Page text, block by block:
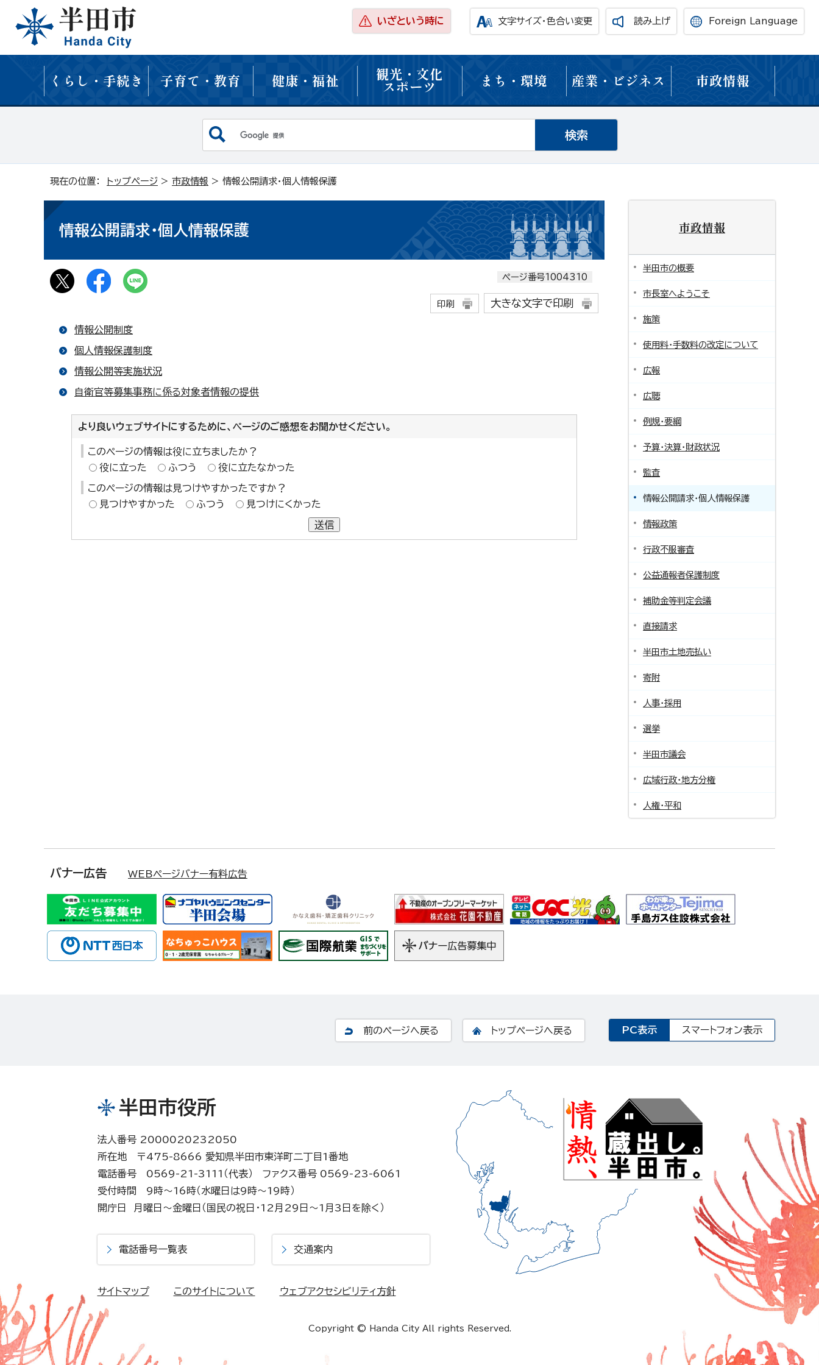
いざという時に 文字サイズ・色合い変更 読み上げ Foreign Language
くらし・手続き 子育て・教育 健康・福祉 観光・文化
スポーツ まち・環境 産業・ビジネス 市政情報
現在の位置： トップページ > 市政情報 > 情報公開請求・個人情報保護
情報公開請求・個人情報保護
ページ番号1004310
印刷 大きな文字で印刷
情報公開制度
個人情報保護制度
情報公開等実施状況
自衛官等募集事務に係る対象者情報の提供
より良いウェブサイトにするために、ページのご感想をお聞かせください。
このページの情報は役に立ちましたか？
役に立った
ふつう 役に立たなかった
このページの情報は見つけやすかったですか？
見つけやすかった
ふつう 見つけにくかった
送信
市政情報
半田市の概要
市長室へようこそ
施策
使用料・手数料の改定について
広報
広聴
例規・要綱
予算・決算・財政状況
監査
情報公開請求・個人情報保護
情報政策
行政不服審査
公益通報者保護制度
補助金等判定会議
直接請求
半田市土地売払い
寄附
人事・採用
選挙
半田市議会
広域行政・地方分権
人権・平和
バナー広告 WEBページバナー有料広告
前のページへ戻る トップページへ戻る PC表示 スマートフォン表示
半田市役所
法人番号 2000020232050
所在地 〒475-8666 愛知県半田市東洋町二丁目1番地
電話番号 0569-21-3111（代表） ファクス番号 0569-23-6061
受付時間 9時～16時（水曜日は9時～19時）
開庁日 月曜日～金曜日（国民の祝日・12月29日～1月3日を除く）
電話番号一覧表 交通案内
サイトマップ このサイトについて ウェブアクセシビリティ方針
Copyright © Handa City All rights Reserved.